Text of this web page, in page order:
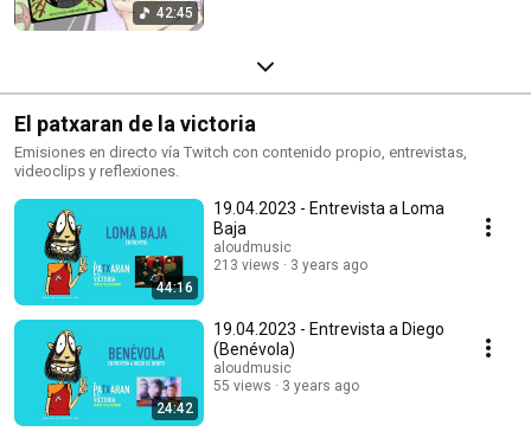
42:45
El patxaran de la victoria
Emisiones en directo vía Twitch con contenido propio, entrevistas,
videoclips y reflexiones.
44:16
19.04.2023 - Entrevista a Loma
Baja
aloudmusic
213 views
3 years ago
24:42
19.04.2023 - Entrevista a Diego
(Benévola)
aloudmusic
55 views
3 years ago